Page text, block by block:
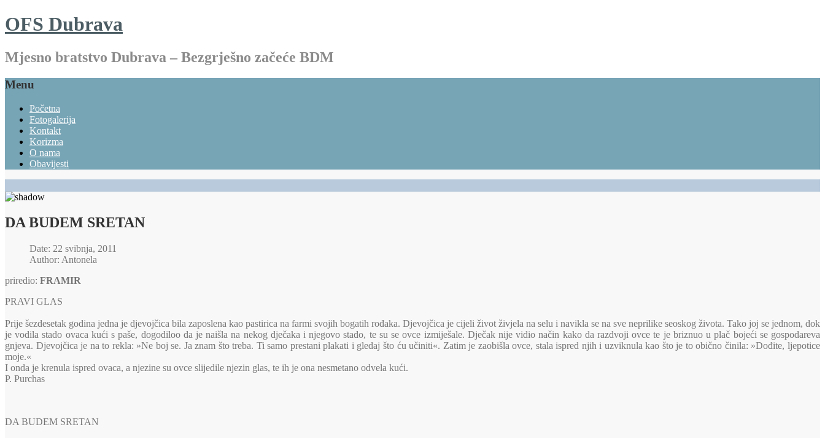
OFS Dubrava
Mjesno bratstvo Dubrava – Bezgrješno začeće BDM
Menu
Početna
Fotogalerija
Kontakt
Korizma
O nama
Obavijesti
DA BUDEM SRETAN
Date: 22 svibnja, 2011
Author: Antonela
priredio: FRAMIR
PRAVI GLAS
Prije šezdesetak godina jedna je djevojčica bila zaposlena kao pastirica na farmi svojih bogatih rođaka. Djevojčica je cijeli život živjela na selu i navikla se na sve neprilike seoskog života. Tako joj se jednom, dok
je vodila stado ovaca kući s paše, dogodiloo da je naišla na nekog dječaka i njegovo stado, te su se ovce izmiješale. Dječak nije vidio način kako da razdvoji ovce te je briznuo u plač bojeći se gospodareva
gnjeva. Djevojčica je na to rekla: »Ne boj se. Ja znam što treba. Ti samo prestani plakati i gledaj što ću učiniti«. Zatim je zaobišla ovce, stala ispred njih i uzviknula kao što je to obično činila: »Dođite, ljepotice
moje.«
I onda je krenula ispred ovaca, a njezine su ovce slijedile njezin glas, te ih je ona nesmetano odvela kući.
P. Purchas
DA BUDEM SRETAN